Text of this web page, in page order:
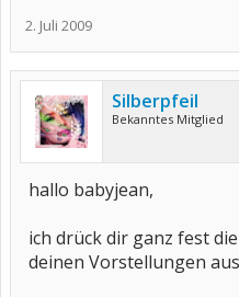
2. Juli 2009
Silberpfeil
Bekanntes Mitglied
hallo babyjean,
ich drück dir ganz fest
deinen Vorstellungen